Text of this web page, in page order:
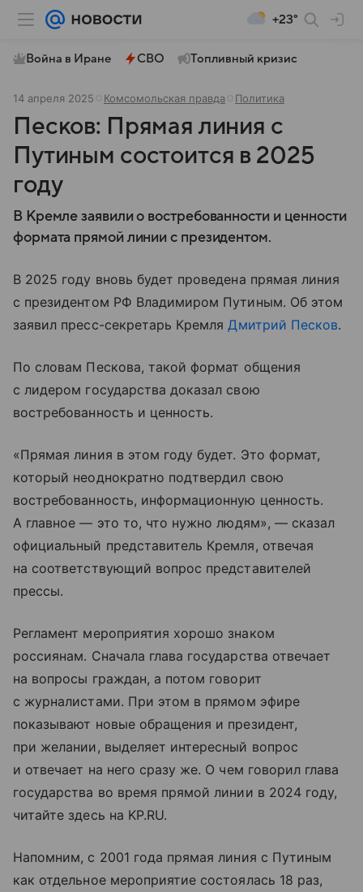
+23°
Война в Иране СВО Топливный кризис
14 апреля 2025 Комсомольская правда Политика
Песков: Прямая линия с
Путиным состоится в 2025
году
В Кремле заявили о востребованности и ценности
формата прямой линии с президентом.
В 2025 году вновь будет проведена прямая линия
с президентом РФ Владимиром Путиным. Об этом
заявил пресс-секретарь КремляДмитрий Песков.
По словам Пескова, такой формат общения
с лидером государства доказал свою
востребованность и ценность.
«Прямая линия в этом году будет. Это формат,
который неоднократно подтвердил свою
востребованность, информационную ценность.
А главное — это то, что нужно людям», — сказал
официальный представитель Кремля, отвечая
на соответствующий вопрос представителей
прессы.
Регламент мероприятия хорошо знаком
россиянам. Сначала глава государства отвечает
на вопросы граждан, а потом говорит
с журналистами. При этом в прямом эфире
показывают новые обращения и президент,
при желании, выделяет интересный вопрос
и отвечает на него сразу же. О чем говорил глава
государства во время прямой линии в 2024 году,
читайте здесь на KP.RU.
Напомним, с 2001 года прямая линия с Путиным
как отдельное мероприятие состоялась 18 раз,